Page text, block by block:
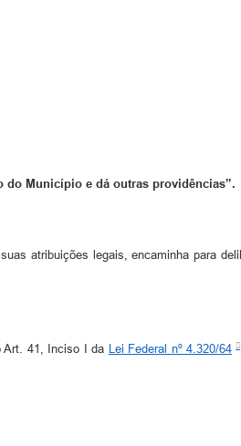
do Município e dá outras providências”.
atribuições legais, encaminha para
Art. 41, Inciso I da Lei Federal nº 4.320/64